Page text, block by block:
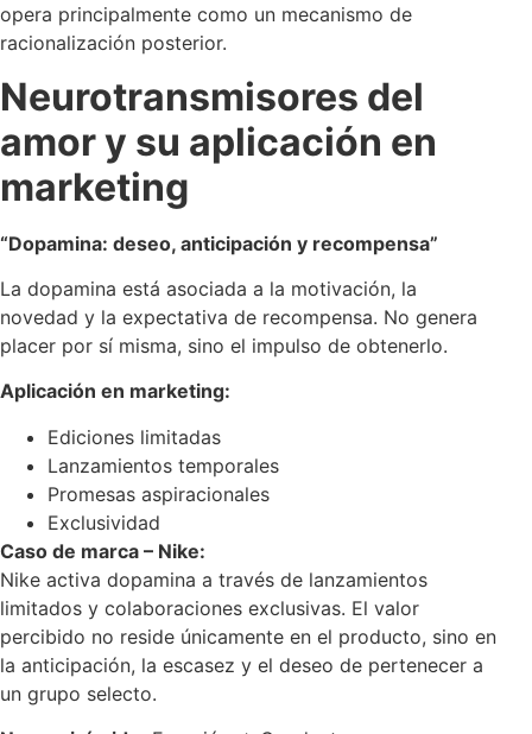
opera principalmente como un mecanismo de
racionalización posterior.
Neurotransmisores del
amor y su aplicación en
marketing
“Dopamina: deseo, anticipación y recompensa”
La dopamina está asociada a la motivación, la
novedad y la expectativa de recompensa. No genera
placer por sí misma, sino el impulso de obtenerlo.
Aplicación en marketing:
Ediciones limitadas
Lanzamientos temporales
Promesas aspiracionales
Exclusividad
Caso de marca – Nike:
Nike activa dopamina a través de lanzamientos
limitados y colaboraciones exclusivas. El valor
percibido no reside únicamente en el producto, sino en
la anticipación, la escasez y el deseo de pertenecer a
un grupo selecto.